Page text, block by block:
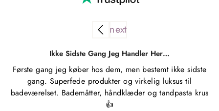
Ikke Sidste Gang Jeg Handler Her…
Første gang jeg køber hos dem, men bestemt ikke sidste
gang. Superfede produkter og virkelig luksus til
badeværelset. Bademåtter, håndklæder og tandpasta krus
👍